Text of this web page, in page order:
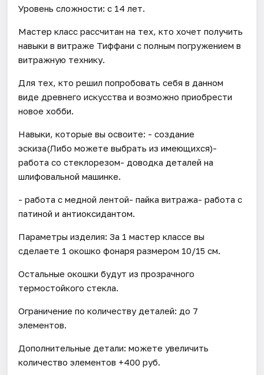
Уровень сложности: с 14 лет.
Мастер класс рассчитан на тех, кто хочет получить
навыки в витраже Тиффани с полным погружением в
витражную технику.
Для тех, кто решил попробовать себя в данном
виде древнего искусства и возможно приобрести
новое хобби.
Навыки, которые вы освоите: - создание
эскиза(Либо можете выбрать из имеющихся)-
работа со стеклорезом- доводка деталей на
шлифовальной машинке.
- работа с медной лентой- пайка витража- работа с
патиной и антиоксидантом.
Параметры изделия: За 1 мастер классе вы
сделаете 1 окошко фонаря размером 10/15 см.
Остальные окошки будут из прозрачного
термостойкого стекла.
Ограничение по количеству деталей: до 7
элементов.
Дополнительные детали: можете увеличить
количество элементов +400 руб.